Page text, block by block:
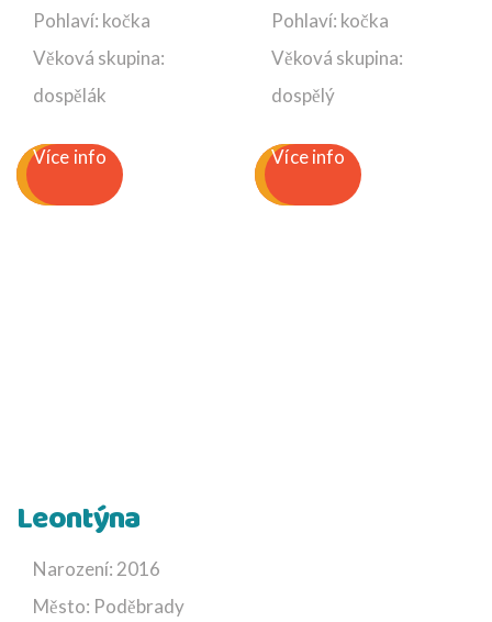
Pohlaví: kočka
Věková skupina:
dospělák
Více info
Pohlaví: kočka
Věková skupina:
dospělý
Více info
Leontýna
Narození: 2016
Město: Poděbrady